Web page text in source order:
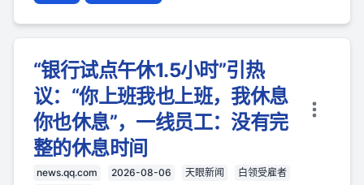
“银行试点午休1.5小时”引热
议：“你上班我也上班，我休息
你也休息”，一线员工：没有完
整的休息时间
news.qq.com 2026-08-06 天眼新闻
白领受雇者